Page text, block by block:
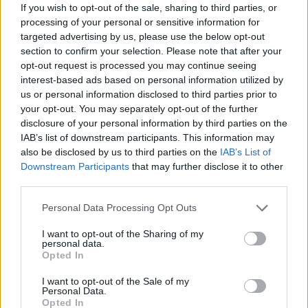
If you wish to opt-out of the sale, sharing to third parties, or
processing of your personal or sensitive information for
targeted advertising by us, please use the below opt-out
section to confirm your selection. Please note that after your
opt-out request is processed you may continue seeing
interest-based ads based on personal information utilized by
us or personal information disclosed to third parties prior to
your opt-out. You may separately opt-out of the further
disclosure of your personal information by third parties on the
IAB’s list of downstream participants. This information may
also be disclosed by us to third parties on the IAB’s List of
Downstream Participants that may further disclose it to other
Please note that this website/app uses one or more Google
not limited to your visit or usage behaviour. You may click to
grant or deny consent to Google and its third-party tags to
use your data for below specified purposes in below Google
consent section.
Personal Data Processing Opt Outs
I want to opt-out of the Sharing of my
personal data.
Opted In
I want to opt-out of the Sale of my
Personal Data.
Opted In
Duna (jé, nem csak Magyarországon folyik
át? De azért magyar!), ez Budapest (ott van
mindenki és a hidak), amott Isztambul
(nagymama, nagypapa, unokatestvérek) és
Törökország (a családi történet
megfejthetetlen, zavaros helyszíne), ez itt
Lipcse, (itt lakom, Rosentalgasse 25), délen
például Erfurt (kertészeti vásár), Drezda
(Zwinger, Erős Ágost), fent a tengerpartnál
Rostock (a halszakács receptjei, hajók),
közben Berlin (az NDK fővárosa) egy belső
határral (a berlini fal, határőrök) és Nyugat
aztán balra, a határon túl ott a másik
Németország (der Westen) és a többi német
város (feltűnően sok piros négyszög),
németesebb hangzású városnevekkel:
Dortmund (Ruhr-vidék), Düsseldorf
(gazdagok), Köln ( dóm), Hamburg (selypítve